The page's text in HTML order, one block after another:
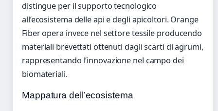
distingue per il supporto tecnologico
all’ecosistema delle api e degli apicoltori. Orange
Fiber opera invece nel settore tessile producendo
materiali brevettati ottenuti dagli scarti di agrumi,
rappresentando l’innovazione nel campo dei
biomateriali.
Mappatura dell’ecosistema